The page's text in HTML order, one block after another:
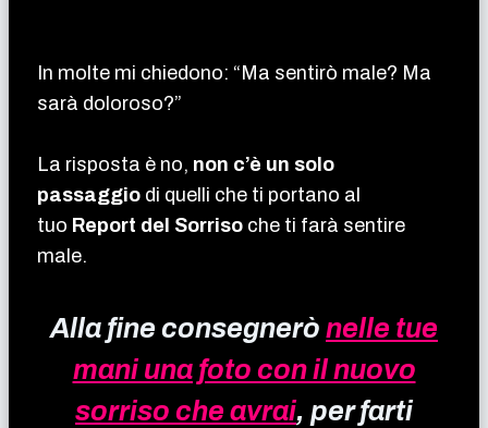
In molte mi chiedono: “Ma sentirò male? Ma
sarà doloroso?”
La risposta è no, non c’è un solo
passaggiodi quelli che ti portano al
tuo Report del Sorrisoche ti farà sentire
male.
Alla fine consegnerò nelle tue
mani una foto con il nuovo
sorriso che avrai, per farti